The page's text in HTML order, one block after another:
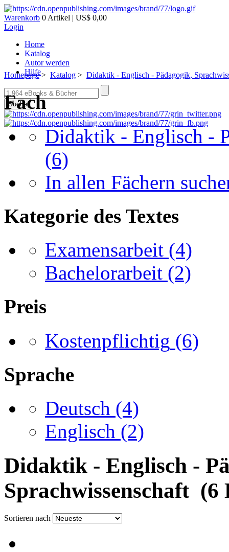
Warenkorb 0 Artikel | US$ 0,00
Login
Home
Katalog
Autor werden
Hilfe
Suche
Homepage> Katalog > Didaktik - Englisch - Pädagogik,
Fach
Didaktik - Englisch -
(6)
In allen Fächern
Kategorie des Textes
Examensarbeit (4)
Bachelorarbeit (2)
Preis
Kostenpflichtig (6)
Sprache
Deutsch (4)
Englisch (2)
Didaktik - Englisch -
Sprachwissenschaft (6
Sortieren nach